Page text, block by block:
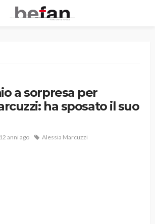
a sorpresa per
ha sposato il suo
12 anni ago Alessia Marcuzzi